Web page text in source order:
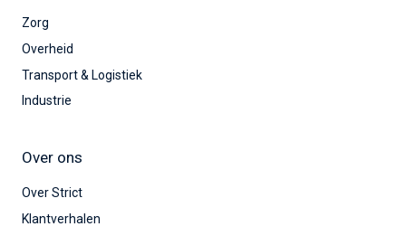
Zorg
Overheid
Transport & Logistiek
Industrie
Over ons
Over Strict
Klantverhalen